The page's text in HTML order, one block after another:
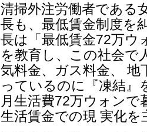
清掃外注労働者である
長も、最低賃金制度を
長は「最低賃金72万ウ
を教育し、この社会で
気料金、ガス料金、
っているのに『凍結』
月生活費72万ウォン
生活賃金での現 実化を